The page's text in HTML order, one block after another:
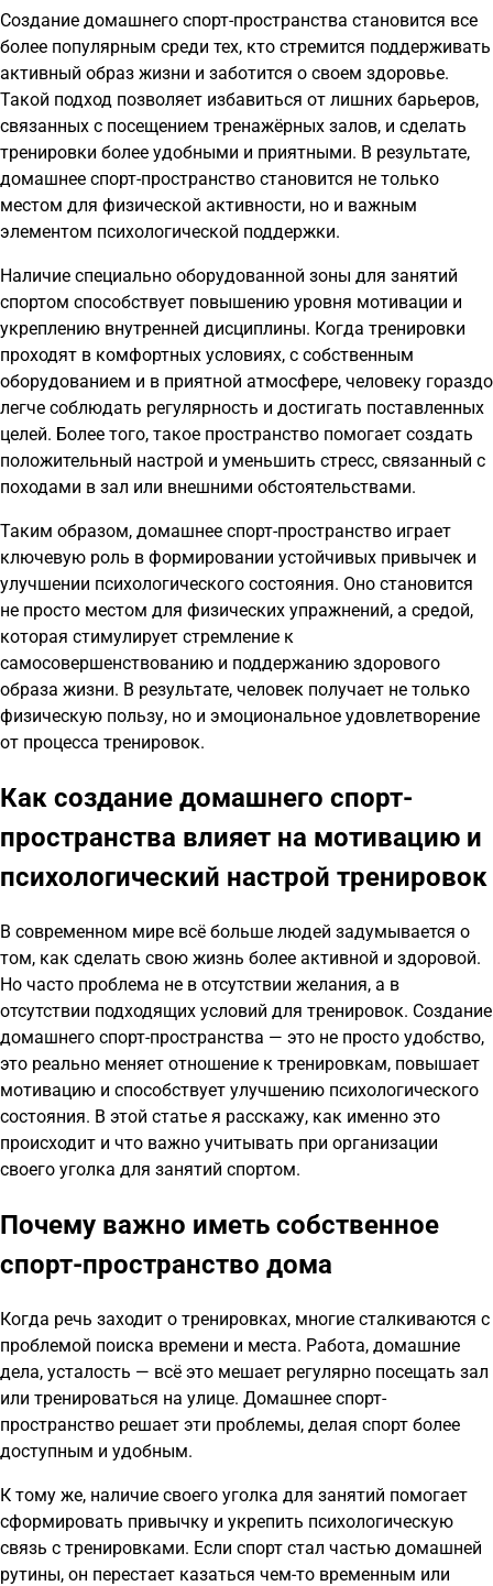
Создание домашнего спорт-пространства становится все
более популярным среди тех, кто стремится поддерживать
активный образ жизни и заботится о своем здоровье.
Такой подход позволяет избавиться от лишних барьеров,
связанных с посещением тренажёрных залов, и сделать
тренировки более удобными и приятными. В результате,
домашнее спорт-пространство становится не только
местом для физической активности, но и важным
элементом психологической поддержки.
Наличие специально оборудованной зоны для занятий
спортом способствует повышению уровня мотивации и
укреплению внутренней дисциплины. Когда тренировки
проходят в комфортных условиях, с собственным
оборудованием и в приятной атмосфере, человеку гораздо
легче соблюдать регулярность и достигать поставленных
целей. Более того, такое пространство помогает создать
положительный настрой и уменьшить стресс, связанный с
походами в зал или внешними обстоятельствами.
Таким образом, домашнее спорт-пространство играет
ключевую роль в формировании устойчивых привычек и
улучшении психологического состояния. Оно становится
не просто местом для физических упражнений, а средой,
которая стимулирует стремление к
самосовершенствованию и поддержанию здорового
образа жизни. В результате, человек получает не только
физическую пользу, но и эмоциональное удовлетворение
от процесса тренировок.
Как создание домашнего спорт-
пространства влияет на мотивацию и
психологический настрой тренировок
В современном мире всё больше людей задумывается о
том, как сделать свою жизнь более активной и здоровой.
Но часто проблема не в отсутствии желания, а в
отсутствии подходящих условий для тренировок. Создание
домашнего спорт-пространства — это не просто удобство,
это реально меняет отношение к тренировкам, повышает
мотивацию и способствует улучшению психологического
состояния. В этой статье я расскажу, как именно это
происходит и что важно учитывать при организации
своего уголка для занятий спортом.
Почему важно иметь собственное
спорт-пространство дома
Когда речь заходит о тренировках, многие сталкиваются с
проблемой поиска времени и места. Работа, домашние
дела, усталость — всё это мешает регулярно посещать зал
или тренироваться на улице. Домашнее спорт-
пространство решает эти проблемы, делая спорт более
доступным и удобным.
К тому же, наличие своего уголка для занятий помогает
сформировать привычку и укрепить психологическую
связь с тренировками. Если спорт стал частью домашней
рутины, он перестает казаться чем-то временным или